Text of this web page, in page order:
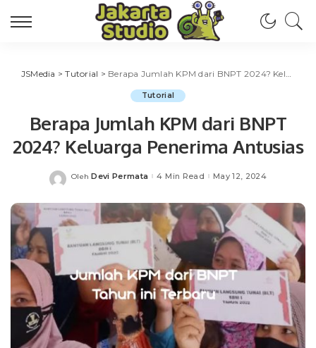
JSMedia >Tutorial > Berapa Jumlah KPM dari BNPT 2024? Keluarga Penerima Antusias
Tutorial
Berapa Jumlah KPM dari BNPT
2024? Keluarga Penerima Antusias
Posted
Oleh Devi Permata 4 Min Read May 12, 2024